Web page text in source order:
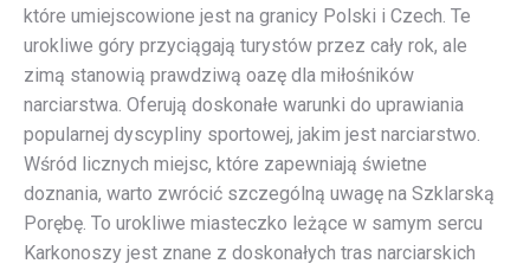
które umiejscowione jest na granicy Polski i Czech. Te
urokliwe góry przyciągają turystów przez cały rok, ale
zimą stanowią prawdziwą oazę dla miłośników
narciarstwa. Oferują doskonałe warunki do uprawiania
popularnej dyscypliny sportowej, jakim jest narciarstwo.
Wśród licznych miejsc, które zapewniają świetne
doznania, warto zwrócić szczególną uwagę na Szklarską
Porębę. To urokliwe miasteczko leżące w samym sercu
Karkonoszy jest znane z doskonałych tras narciarskich